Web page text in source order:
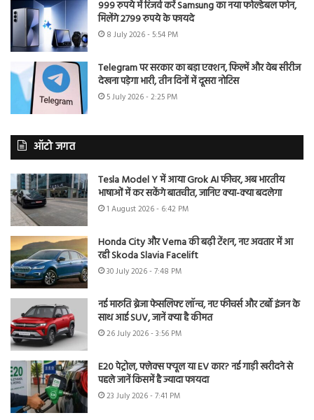
999 रुपये में रिजर्व करें Samsung का नया फोल्डेबल फोन,
मिलेंगे 2799 रुपये के फायदे
8 July 2026 - 5:54 PM
Telegram पर सरकार का बड़ा एक्शन, फिल्में और वेब सीरीज
देखना पड़ेगा भारी, तीन दिनों में दूसरा नोटिस
5 July 2026 - 2:25 PM
ऑटो जगत
Tesla Model Y में आया Grok AI फीचर, अब भारतीय
भाषाओं में कर सकेंगे बातचीत, जानिए क्या-क्या बदलेगा
1 August 2026 - 6:42 PM
Honda City और Verna की बढ़ी टेंशन, नए अवतार में आ
रही Skoda Slavia Facelift
30 July 2026 - 7:48 PM
नई मारुति ब्रेजा फेसलिफ्ट लॉन्च, नए फीचर्स और टर्बो इंजन के
साथ आई SUV, जानें क्या है कीमत
26 July 2026 - 3:56 PM
E20 पेट्रोल, फ्लेक्स फ्यूल या EV कार? नई गाड़ी खरीदने से
पहले जानें किसमें है ज्यादा फायदा
23 July 2026 - 7:41 PM